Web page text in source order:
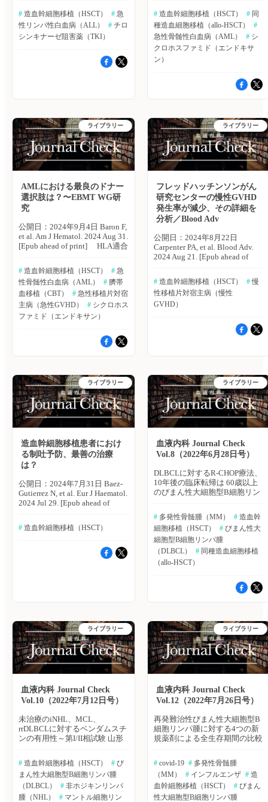
ポーネントモデルを用いた。集
団薬物動態分析には、非線形混
合モデル、相互作用を伴う1次
条件付き推定法を用いた。 主
サコナゾールの血中濃度が
内のHSCT実施、下痢が5回/日
以上、アスパラギン酸アミノト
ランスフェラーゼが特定され
た。 ・ポサコナゾールのCL/F
は、HCST後では1.43倍、下痢
中では1.26倍高かった。 著者
は、HSCT、下痢、アスパラギ
ン酸アミノトランスフェラーゼ
が関連しており、このような場
合、ポサコナゾールのトラフ濃
度が治療範囲を下回る可能性が
ある。血液疾患患者における深
在性真菌感染症は、生命を脅か
す可能性があるため、注意深く
る」としている。 （エクスメ
ディオ 鷹野 敦夫） 原著論文
はこちら Sugimoto M, et al. Ther
Drug Monit. 2024 Apr 4. [Epub
ahead of
print]▶https://hpcr.jp/app/article/abstract/pubmed/38648638
定）へ ※「血液内科 Pro」は血
液内科医専門のサービスとなっ
ください。新規会員登録はこち
ら
モグロビン尿症（PNH）に対す
るラブリズマブの2年間にわた
る長期試験の結果が報告され
た。ラブリズマブを使用した
PNH患者400人以上をフォロー
アップしたところ、輸血回避率
事象の発生率も低いことが確認
された。European Journal of
≫Bibgraphで続きを読む 血液内
科 Proへ アンケート：ご意見箱
※「血液内科 Pro」は血液内科
医専門のサービスとなっており
ます。他診療科の先生は引き続
き「知見共有」をご利用くださ
色体様急性リンパ性白血病
（Ph-like ALL）は，B細胞性
ALLの高リスク群であり、従来
の治療では予後不良である。最
因として、診断の難しさや標準
化された治療プロトコルの欠如
King Hussein Cancer Centerの
Zaid Abdel Rahman氏らは、
HSCTを行った第一寛解期Ph-
like ALL成人患者の治療アウト
カムを、Ph陽性ALLおよびPh陰
性ALLと比較するため、多施設
共同レトロスペクティブ研究を
実施した。Transplantation and
Cellular Therapy誌オンライン版
2024年9月25日号の報告。 全
ALL患者のHSCTの焦点を当て
たデータを収集した。対象は、
2006〜21年に第一寛解期で
た。 主な結果は以下のとお
り。 ・対象患者673例のうち、
Ph-like ALLが83例（12.3％）、
Ph陽性ALLが271例
（40.3％）、Ph陰性ALLが319
例（47.4％）。 ・第一寛解期
後の治療アウトカムは、Ph陰性
ALL患者と同等であり、3年全
0.1）、再発率（22％ vs. 20％、
p＝0.7）に有意な差は認められ
なかった。 ・対照的に、Ph陽
性ALLの治療アウトカムは、3
年OS（75％、p＜0.001）、
PFS（70％、p＝0.001）、再発
率（12％、p＝0.003）ともに良
好であり、これはチロシンキナ
ーゼ阻害薬治療によるものであ
ると考えられる。 著者らは
「HSCTと効果的な第2選択治療
を組み合わせることで、Ph-like
ALLの予後不良を軽減し、有用
な治療アウトカムをもたらす可
る。 （鷹野 敦夫） 原著論文は
Transplant Cell Ther. 2024 Sep
print]▶https://hpcr.jp/app/article/abstract/pubmed/39332807
ください。新規会員登録はこち
ら
# 造血幹細胞移植（HSCT） # 急
性リンパ性白血病（ALL）
# チロ
シンキナーゼ阻害薬（TKI）
Hospital Clinic de Barcelonaの
Maria Queralt Salas氏らは、急性
骨髄性白血病（AML）患者を
対象に、移植後シクロホスファ
ミドを用いた同種造血幹細胞移
植後の心血管イベントの発生率
およびその予測因子を調査し
Transplantation誌オンライン版
イベントの発生率は12.3％（57
例）、発生までの中央値は52日
（IQR：13〜289）、100日時点
での累積発生率は7.7％、5年間
の累積発生率は13.5％であっ
た。 ・早期（100日以内）発生
率は7.7％、後期発生率は
4.8％。 ・最も多かった心血管
イベントは、心不全（31.6％、
18例）であり、次いで心膜合併
症（28.1％、16例）、不整脈
心血管イベントが発生した患者
は、55歳以上（64.9％ vs.
46.1％、p＝0.010）、高血圧
0.001）、脂質異常症（28.1％
vs. 11.1％、p＝0.001）の割合が
高かった。 ・ハプロ移植の患
者では、心血管イベントが多く
vs. 56.8％、p＝0.083）。 ・多
変量回帰分析では、心血管イベ
より、差は認められなかった
（ハプロ移植 vs. その他のHR：
1.33、p＝0.323）。 ・心血管イ
ベントが発生した患者57例の死
亡率は、12.2％であった。 ・と
くに、心血管イベントの発生
は、非再発死亡率（HR：
2.57、p＝0.011）や全生存期間
（HR：1.80、p＝0.009）に悪影
響を及ぼすことが示唆された。
著者らは「AML患者に対す
る移植後シクロホスファミドを
用いた同種造血幹細胞移植後に
ため、心血管イベントのリスク
因子を積極的に治療し、移植後
の心臓モニタリングを実施する
必要性が示唆された」としてい
る。 （エクスメディオ 鷹野
敦夫） 原著論文はこちら Salas
Transplant. 2024 Sep 14. [Epub
定）へ ※「血液内科 Pro」は血
液内科医専門のサービスとなっ
ております。他診療科の先生は
引き続き「知見共有」をご利用
ください。新規会員登録はこち
ら
# 造血幹細胞移植（HSCT） # 同
種造血細胞移植（allo-HSCT）
#
急性骨髄性白血病（AML）
# シ
クロホスファミド（エンドキサ
ン）
ライブラリー
AMLにおける最良のドナー
選択肢は？〜EBMT WG研
究
公開日：2024年9月4日 Baron F,
et al. Am J Hematol. 2024 Aug 31.
[Epub ahead of print] HLA適合
病（AML）患者にとって、最
適なドナー選択肢に関しては、
議論の的となっている。ベルギ
ー・リエージュ大学のFrederic
Baron氏らは、初回完全寛解
（CR1）のAML患者を対象に、
造血幹細胞移植のアウトカムを
ィブレジストリ研究の結果を報
2013〜21年までの移植でCR1の
成人AML患者を対象に、ダブ
ルユニット臍帯血移植（dCBT
群）209例とシクロホスファミ
ドをベースとしたGVHD予防を
伴う9/10 HLA非血縁ドナー
（UD 9/10群）270例における移
植後アウトカムを比較した。
主な結果は以下のとおり。 ・
グレード2〜4の急性GVHDの
は、UD 9/10群で29％、dCBT群
で44％であった（p＝0.001）。
・共変量で調整したのち、
非再発死亡率が高く（HR：
2.35、95％CI：1.23〜4.48、p＝
（HR：1.12、95％CI：0.67〜
者らは「CR1のAML患者に対す
る移植結果では、dCBTよりも
シクロホスファミドをベースと
したGVHD予防を伴うUD 9/10
の方が良好であることが示唆さ
れた」とし「HLA適合ドナーの
ホスファミドをベースとした
GVHD予防を伴うUD 9/10が支
持される可能性がある」とまと
めている。 （エクスメディ
オ 鷹野 敦夫） 原著論文はこ
ちら Baron F, et al. Am J Hematol.
2024 Aug 31. [Epub ahead of
血液内科 Pro（血液内科医限
定）へ ※「血液内科 Pro」は血
液内科医専門のサービスとなっ
ております。他診療科の先生は
# 造血幹細胞移植（HSCT） # 急
性骨髄性白血病（AML）
# 臍帯
血移植（CBT）
# 急性移植片対宿
主病（急性GVHD）
# シクロホス
ファミド（エンドキサン）
ライブラリー
フレッドハッチンソンがん
研究センターの慢性GVHD
発生率が減少、その詳細を
分析／Blood Adv
公開日：2024年8月22日
Carpenter PA, et al. Blood Adv.
2024 Aug 21. [Epub ahead of
ハッチンソンがん研究センター
における慢性移植片対宿主病
（cGVHD）の発生率は、着実
に減少している。この現象をよ
ドハッチンソンがん研究センタ
ーのPaul A. Carpenter氏らは、
cGVHD（cGVHD-IS）リスクを
評価した。Blood Advances誌オ
ンライン版2024年8月21日号の
報告。 造血幹細胞移植を行
った時期とcGVHDの原因特有
のハザード比（HR）との関連
を評価するため、未調整および
調整済みのCox回帰モデルを用
いた。 主な結果は以下のとお
り。 ・平均フォローアップ期
間は7.0年（範囲：1.0〜
17.2）。 ・全生存者における2
年以内に発生したcGVHD-ISの
52％から、2008〜12年の約
40％に減少し、2017年には約
26％にまで減少が認められた。
・小児生存患者502例における
分析では、2013年以降の
cGVHD-ISの発生率は10％未満
植を行った成人および小児生存
患者305例では、cGVHDの発生
あった。 ・造血幹細胞移植を
行った時期が5年進むごとに、
cGVHDの原因別HRは27％低下
した（未調整HR：0.73、
95％CI：0.68〜0.78、p＜
0.0001）。この関連は、cGVHD
まざまな因子（年齢、ドナー/
幹細胞ソース、人種、性別、コ
ンディショニング強度、GVHD
予防など）で調整した後でも同
様であり、HRは
0.81（95％CI：0.75〜0.87、p＜
cGVHD低下が期待される移植
アプローチの使用率増加などの
普及が考えられるが、これを完
全に説明することは困難であっ
# 造血幹細胞移植（HSCT） # 慢
性移植片対宿主病（慢性
GVHD）
ライブラリー
造血幹細胞移植患者におけ
る制吐予防、最善の治療
は？
公開日：2024年7月31日 Baez-
Gutierrez N, et al. Eur J Haematol.
2024 Jul 29. [Epub ahead of
Hospital Nuestra Senora de Valme
のNerea Baez-Gutierrez氏らは、
置レジメンとして高用量化学療
法を行った血液疾患患者におけ
PubMed、EMBASE、
ClinicalTrials.gov、Cochraneデ
ータベースより包括的に検索
し、制吐薬による予防に関する
ランダム化比較試験（RCT）お
よびシステマティックレビュー
を特定した（英語、フランス
語、イタリア語、スペイン語に
よる研究）。システマティック
レビューは、PRISMAガイドラ
インに準拠し、実施した。 主
な結果は以下のとおり。 ・8件
のRCTを分析に含めた。 ・評
体拮抗薬による単剤療法から、
オランザピン、NK1受容体拮抗
薬、5-HT3受容体拮抗薬、コル
チコステロイドを含む併用療法
まで多岐にわたっていた。 ・3
# 造血幹細胞移植（HSCT）
ライブラリー
血液内科 Journal Check
Vol.8（2022年6月28日号）
DLBCLに対するR-CHOP療法、
10年後の臨床転帰は 60歳以上
のびまん性大細胞型B細胞リン
R-CHOP-14療法とR-CHOP-21療
法を比較した多施設共同フェー
ズIIIであるLNH03-6B試験の10
年後フォローアップ結果が報告
された。その結果はどうだった
のか。Blood Advances誌オンラ
イン版2022年6月23日号の報
30年間でALLに対するallo-
性白血病（ALL）に対する有望
な治療法である。ここ30年間で
その治療成績にどのような変化
が見られたのか。Blood
Advances誌オンライン版2022
年6月23日号の報告。
≫Bibgraphで続きを読む 多発性
骨髄腫に対するDARA＋
CyBorD、3年間のフォローアッ
性骨髄腫患者に対するダラツム
マブ＋シクロホスファミド／ボ
ルテゾミブ／デキサメタゾン
効性・安全性を評価したLYRA
試験の36ヵ月フォローアップ後
の最終解析結果が報告された。
Leukemia & Lymphoma誌オンラ
イン版2022年6月22日号の報
# 多発性骨髄腫（MM） # 造血幹
細胞移植（HSCT）
# びまん性大
細胞型B細胞リンパ腫
（DLBCL）
# 同種造血細胞移植
（allo-HSCT）
ライブラリー
血液内科 Journal Check
Vol.10（2022年7月12日号）
未治療のiNHL、MCL、
rrDLBCLに対するベンダムスチ
ンの有用性～第I/II相試験 山形
治療の低悪性度B細胞非ホジキ
ンリンパ腫（iNHL）、マント
ル細胞リンパ腫（MCL）、再
発難治性びまん性大細胞型B細
胞リンパ腫（rrDLBCL）に対す
# 造血幹細胞移植（HSCT） # び
まん性大細胞型B細胞リンパ腫
（DLBCL）
# 非ホジキンリンパ
腫（NHL）
# マントル細胞リン
ライブラリー
血液内科 Journal Check
Vol.12（2022年7月26日号）
再発難治性びまん性大細胞型B
細胞リンパ腫に対する4つの新
規薬剤による全生存期間の比較
細胞リンパ腫治療薬
Tafasitamab（タファシタマ
ブ）、Loncastuximab
tesirine（ロンカスツキシマブ
テシリン）、ポラツズマブベド
# covid-19 # 多発性骨髄腫
（MM）
# インフルエンザ # 造
血幹細胞移植（HSCT）
# びまん
性大細胞型B細胞リンパ腫